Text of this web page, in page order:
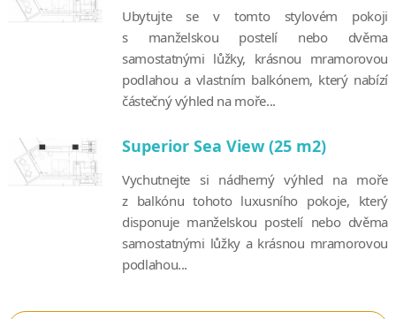
Ubytujte se v tomto stylovém pokoji
s manželskou postelí nebo dvěma
samostatnými lůžky, krásnou mramorovou
podlahou a vlastním balkónem, který nabízí
částečný výhled na moře...
Superior Sea View (25 m2)
Vychutnejte si nádherný výhled na moře
z balkónu tohoto luxusního pokoje, který
disponuje manželskou postelí nebo dvěma
samostatnými lůžky a krásnou mramorovou
podlahou...